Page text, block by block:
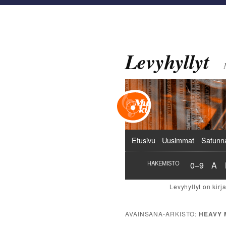
Levyhyllyt
Päävalikko
Etusivu Uusimmat
HAKEMISTO 0–9 A
AVAINSANA-ARKISTO:HEAVY